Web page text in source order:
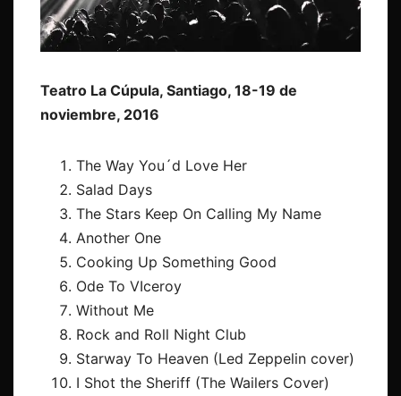
Teatro La Cúpula, Santiago, 18-19 de
noviembre, 2016
The Way You´d Love Her
Salad Days
The Stars Keep On Calling My Name
Another One
Cooking Up Something Good
Ode To VIceroy
Without Me
Rock and Roll Night Club
Starway To Heaven (Led Zeppelin cover)
I Shot the Sheriff (The Wailers Cover)